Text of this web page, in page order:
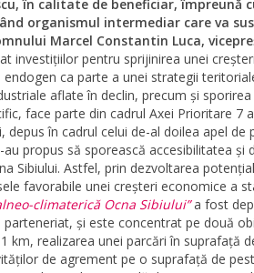
în calitate de beneficiar, împreună
organismul intermediar care va
Marcel Constantin Luca,
investiţiilor pentru sprijinirea unei
ca parte a unei strategii
aflate în declin, precum și
face parte din cadrul Axei Prioritare 7
depus în cadrul celui de-al doilea apel
propus să sporească accesibilitatea și
Sibiului. Astfel, prin dezvoltarea
favorabile unei creșteri economice a
climaterică Ocna Sibiului”a fost
parteneriat, și este concentrat pe două
km, realizarea unei parcări în suprafață
de agrement pe o suprafață de